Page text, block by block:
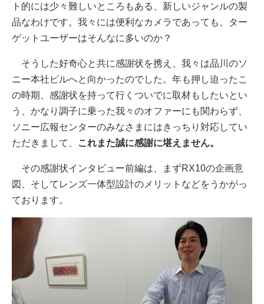
ト的には少々難しいところもある、新しいジャンルの製
品なわけです。我々には便利なカメラであっても、ター
ゲットユーザーはそんなに多いのか？
そうした好奇心と共に感謝状を携え、我々は品川のソ
ニー本社ビルへと向かったのでした。年も押し迫ったこ
の時期、感謝状を持って行くついでに取材もしたいとい
う、かなり調子に乗った我々のオファーにも関わらず、
ソニー広報センターのみなさまにはきっちり対応してい
ただきまして、
これまた誠に感謝に堪えません。
その感謝状インタビュー前編は、まずRX10の企画意
図、そしてレンズ一体型設計のメリットなどをうかがっ
ております。